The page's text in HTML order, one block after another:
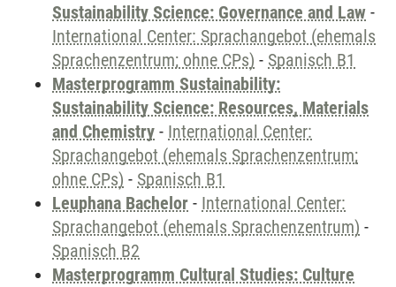
Sustainability Science: Governance and Law -
International Center: Sprachangebot (ehemals
Sprachenzentrum; ohne CPs) - Spanisch B1
Masterprogramm Sustainability:
Sustainability Science: Resources, Materials
and Chemistry - International Center:
Sprachangebot (ehemals Sprachenzentrum;
ohne CPs) - Spanisch B1
Leuphana Bachelor - International Center:
Sprachangebot (ehemals Sprachenzentrum) -
Spanisch B2
Masterprogramm Cultural Studies: Culture